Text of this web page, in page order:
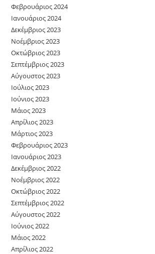
Φεβρουάριος 2024
Ιανουάριος 2024
Δεκέμβριος 2023
Νοέμβριος 2023
Οκτώβριος 2023
Σεπτέμβριος 2023
Αύγουστος 2023
Ιούλιος 2023
Ιούνιος 2023
Μάιος 2023
Απρίλιος 2023
Μάρτιος 2023
Φεβρουάριος 2023
Ιανουάριος 2023
Δεκέμβριος 2022
Νοέμβριος 2022
Οκτώβριος 2022
Σεπτέμβριος 2022
Αύγουστος 2022
Ιούνιος 2022
Μάιος 2022
Απρίλιος 2022